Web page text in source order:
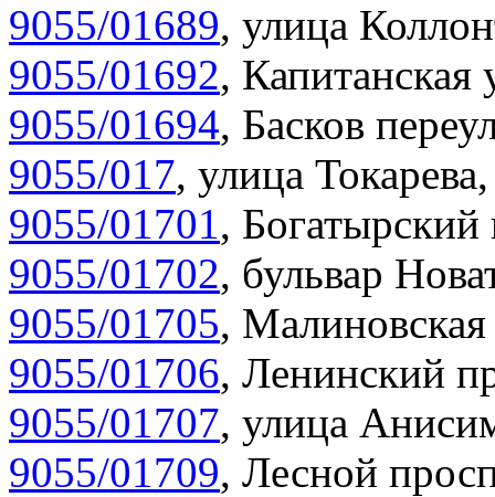
9055/01689, улица
9055/01692, Капитанская
9055/01694, Басков
9055/017, улица
9055/01701, Богатырский
9055/01702, бульвар
9055/01705,
9055/01706, Ленинский
9055/01707, улица
9055/01709, Лесной